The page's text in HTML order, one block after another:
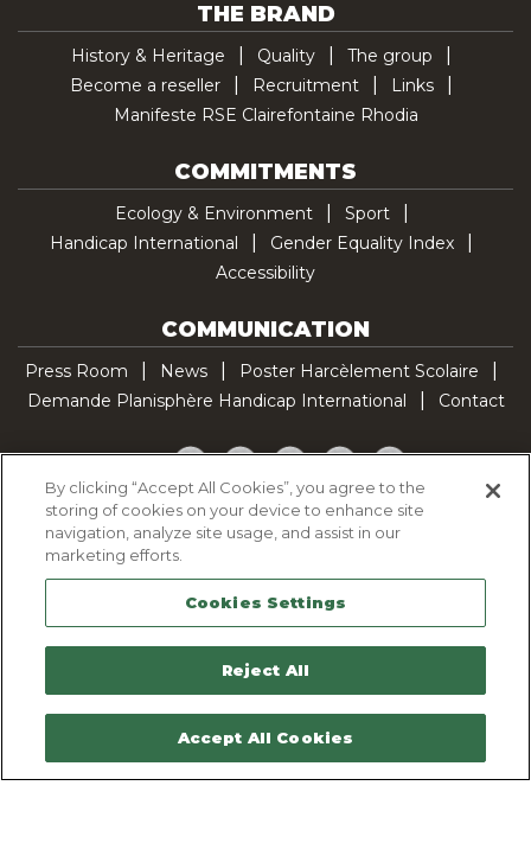
THE BRAND
History & Heritage Quality
The group
Become a reseller
Recruitment
Links
Manifeste RSE Clairefontaine Rhodia
COMMITMENTS
Ecology & Environment
Sport
Handicap International
Gender Equality Index
Accessibility
COMMUNICATION
Press Room News
Poster Harcèlement Scolaire
Demande Planisphère Handicap International
Contact
Facebook
TwitterYouTubePinterestTikTok
Cookie Policy
Legal Notice
Sitemap
Contactez-nous
By clicking “Accept All Cookies”, you agree to the
storing of cookies on your device to enhance site
navigation, analyze site usage, and assist in our
marketing efforts.
Cookies Settings
Reject All
Accept All Cookies